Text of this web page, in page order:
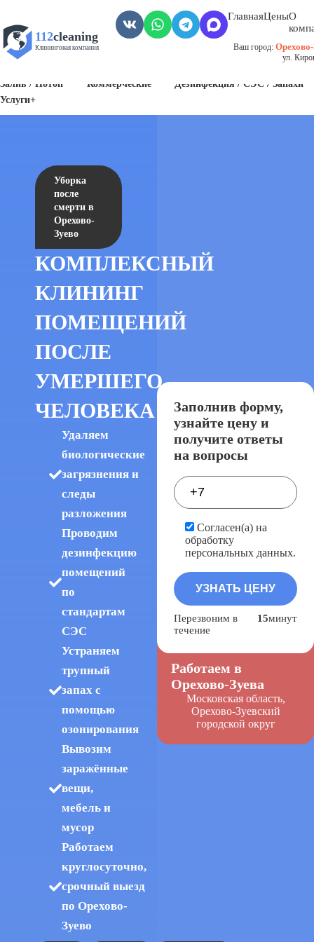
112cleaning
Клининговая компания
ГлавнаяЦеныО
Ваш город:
ул.
Залив / Потоп
Коммерческие
Дезинфекция / СЭС / Запахи
Услуги+
Уборка
после
смерти в
Орехово-
Зуево
КОМПЛЕКСНЫЙ
КЛИНИНГ
ПОМЕЩЕНИЙ
ПОСЛЕ
УМЕРШЕГО
ЧЕЛОВЕКА
Удаляем
биологические
загрязнения и
следы
разложения
Проводим
дезинфекцию
помещений
по
стандартам
СЭС
Устраняем
трупный
запах с
помощью
озонирования
Вывозим
заражённые
вещи,
мебель и
мусор
Работаем
круглосуточно,
срочный выезд
по Орехово-
Зуево
Заполнив форму,
узнайте цену и
получите ответы
на вопросы
Согласен(а) на
обработку
персональных данных.
Перезвоним в
течение
15минут
Работаем в
Орехово-Зуева
Московская область,
Орехово-Зуевский
городской округ